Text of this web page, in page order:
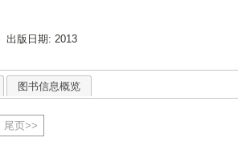
出版日期: 2013
图书信息概览
尾页>>